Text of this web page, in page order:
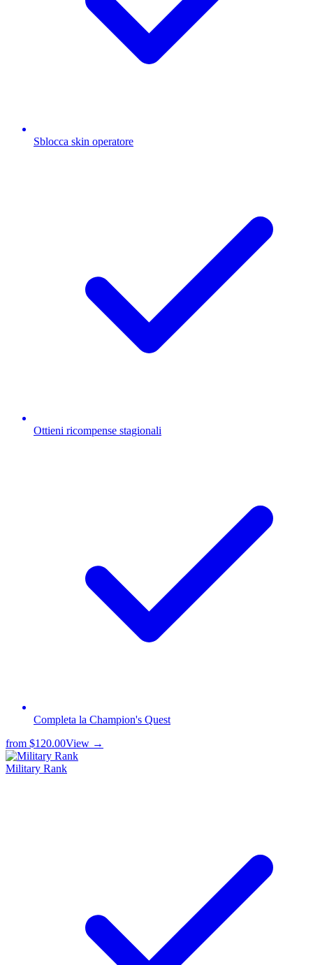
Sblocca skin operatore
Ottieni ricompense stagionali
Completa la Champion's Quest
from $120.00View →
Military Rank